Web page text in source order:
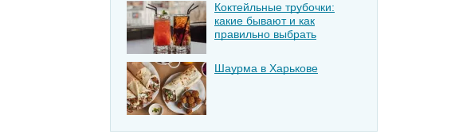
Коктейльные трубочки:
какие бывают и как
правильно выбрать
Шаурма в Харькове